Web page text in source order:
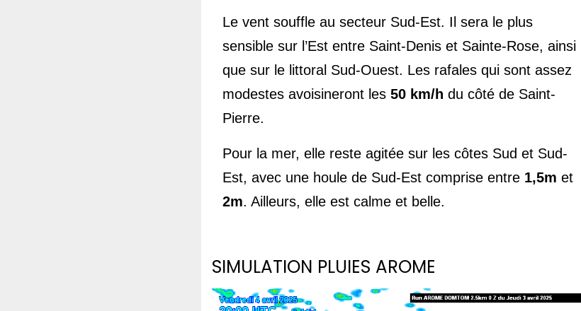
Le vent souffle au secteur Sud-Est. Il sera le plus
sensible sur l’Est entre Saint-Denis et Sainte-Rose, ainsi
que sur le littoral Sud-Ouest. Les rafales qui sont assez
modestes avoisineront les 50 km/h du côté de Saint-
Pierre.
Pour la mer, elle reste agitée sur les côtes Sud et Sud-
Est, avec une houle de Sud-Est comprise entre 1,5m
et
2m. Ailleurs, elle est calme et belle.
SIMULATION PLUIES AROME